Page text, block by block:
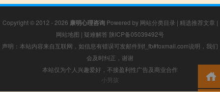
Copyright © 2012 - 2026 康明心理咨询Powered by 网站分类目录 | 精选推荐文章 |
网站地图 | 疑难解答 陕ICP备05039492号
声明：本站内容来自互联网，如信息有错误可发邮件到f_fb#foxmail.com说明，我们
会及时纠正，谢谢
本站仅为个人兴趣爱好，不接盈利性广告及商业合作
小男孩